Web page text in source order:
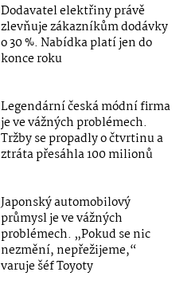
Dodavatel elektřiny právě
zlevňuje zákazníkům dodávky
o 30 %. Nabídka platí jen do
konce roku
Legendární česká módní firma
je ve vážných problémech.
Tržby se propadly o čtvrtinu a
ztráta přesáhla 100 milionů
Japonský automobilový
průmysl je ve vážných
problémech. „Pokud se nic
nezmění, nepřežijeme,“
varuje šéf Toyoty